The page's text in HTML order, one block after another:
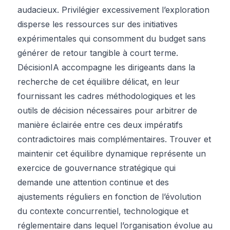
audacieux. Privilégier excessivement l’exploration
disperse les ressources sur des initiatives
expérimentales qui consomment du budget sans
générer de retour tangible à court terme.
DécisionIA accompagne les dirigeants dans la
recherche de cet équilibre délicat, en leur
fournissant les cadres méthodologiques et les
outils de décision nécessaires pour arbitrer de
manière éclairée entre ces deux impératifs
contradictoires mais complémentaires. Trouver et
maintenir cet équilibre dynamique représente un
exercice de gouvernance stratégique qui
demande une attention continue et des
ajustements réguliers en fonction de l’évolution
du contexte concurrentiel, technologique et
réglementaire dans lequel l’organisation évolue au